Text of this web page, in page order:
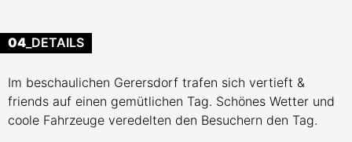
04 _DETAILS
Im beschaulichen Gerersdorf trafen sich vertieft &
friends auf einen gemütlichen Tag. Schönes Wetter und
coole Fahrzeuge veredelten den Besuchern den Tag.